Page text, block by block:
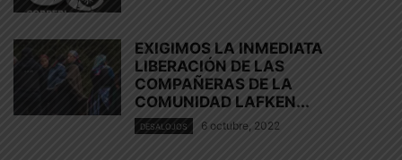
EXIGIMOS LA INMEDIATA
LIBERACIÓN DE LAS
COMPAÑERAS DE LA
COMUNIDAD LAFKEN...
DESALOJOS 6 octubre, 2022